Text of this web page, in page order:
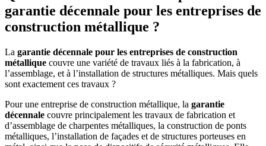
garantie décennale pour les entreprises de
construction métallique ?
La garantie décennale pour les entreprises de construction
métallique couvre une variété de travaux liés à la fabrication, à
l’assemblage, et à l’installation de structures métalliques. Mais quels
sont exactement ces travaux ?
Pour une entreprise de construction métallique, la garantie
décennale couvre principalement les travaux de fabrication et
d’assemblage de charpentes métalliques, la construction de ponts
métalliques, l’installation de façades et de structures porteuses en